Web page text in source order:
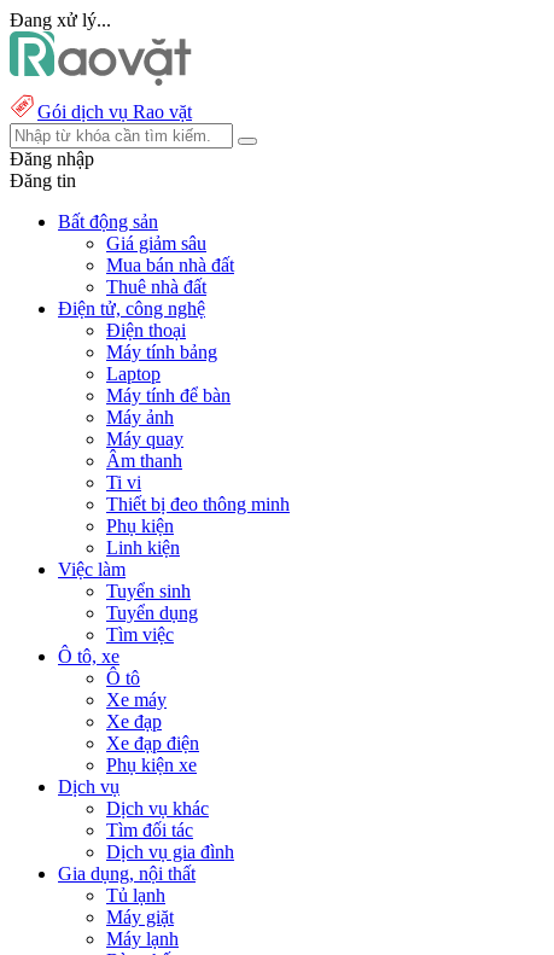
Đang xử lý...
Gói dịch vụ Rao vặt
Đăng nhập
Đăng tin
Bất động sản
Giá giảm sâu
Mua bán nhà đất
Thuê nhà đất
Điện tử, công nghệ
Điện thoại
Máy tính bảng
Laptop
Máy tính để bàn
Máy ảnh
Máy quay
Âm thanh
Ti vi
Thiết bị đeo thông minh
Phụ kiện
Linh kiện
Việc làm
Tuyển sinh
Tuyển dụng
Tìm việc
Ô tô, xe
Ô tô
Xe máy
Xe đạp
Xe đạp điện
Phụ kiện xe
Dịch vụ
Dịch vụ khác
Tìm đối tác
Dịch vụ gia đình
Gia dụng, nội thất
Tủ lạnh
Máy giặt
Máy lạnh